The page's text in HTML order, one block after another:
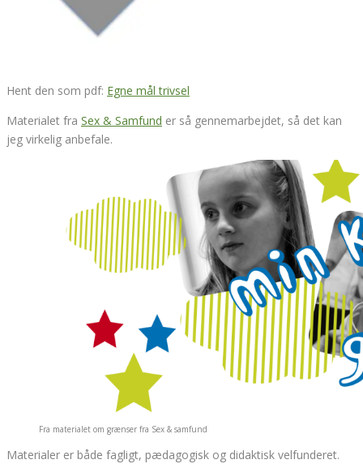
Hent den som pdf: Egne mål trivsel
Materialet fra Sex & Samfund er så gennemarbejdet, så det kan
jeg virkelig anbefale.
Fra materialet om grænser fra Sex & samfund
Materialer er både fagligt, pædagogisk og didaktisk velfunderet.